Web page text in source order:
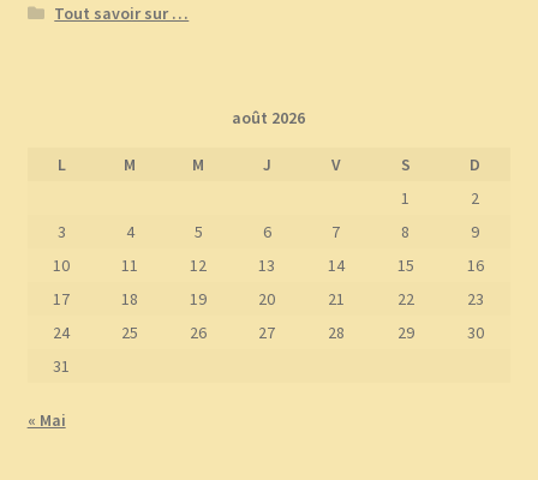
Tout savoir sur …
août 2026
L M M J V S
D
1
2
3
4 5 6 7 8
9
10
11 12 13 14 15
16
17
18 19 20 21 22
23
24
25 26 27 28 29
30
31
« Mai